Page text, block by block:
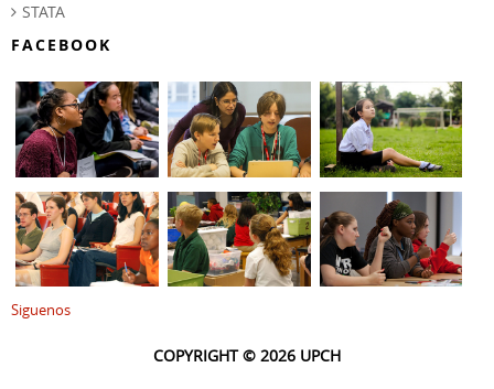
STATA
FACEBOOK
Siguenos
COPYRIGHT © 2026 UPCH